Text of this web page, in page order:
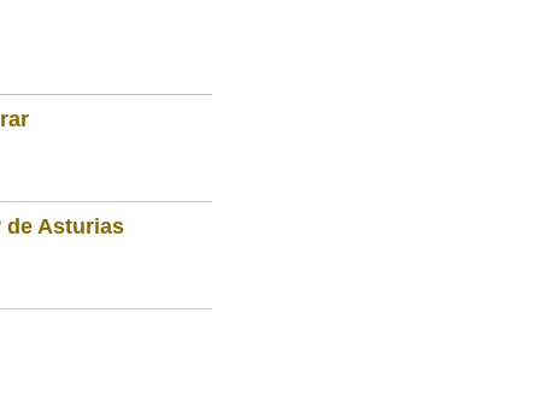
de Asturias